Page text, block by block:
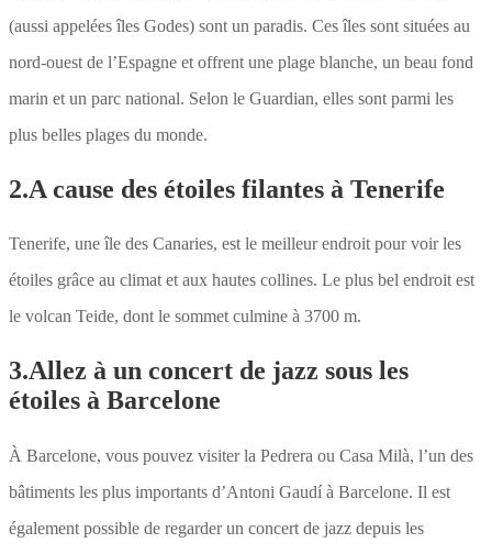
(aussi appelées îles Godes) sont un paradis. Ces îles sont situées au
nord-ouest de l’Espagne et offrent une plage blanche, un beau fond
marin et un parc national. Selon le Guardian, elles sont parmi les
plus belles plages du monde.
2.A cause des étoiles filantes à Tenerife
Tenerife, une île des Canaries, est le meilleur endroit pour voir les
étoiles grâce au climat et aux hautes collines. Le plus bel endroit est
le volcan Teide, dont le sommet culmine à 3700 m.
3.Allez à un concert de jazz sous les
étoiles à Barcelone
À Barcelone, vous pouvez visiter la Pedrera ou Casa Milà, l’un des
bâtiments les plus importants d’Antoni Gaudí à Barcelone. Il est
également possible de regarder un concert de jazz depuis les